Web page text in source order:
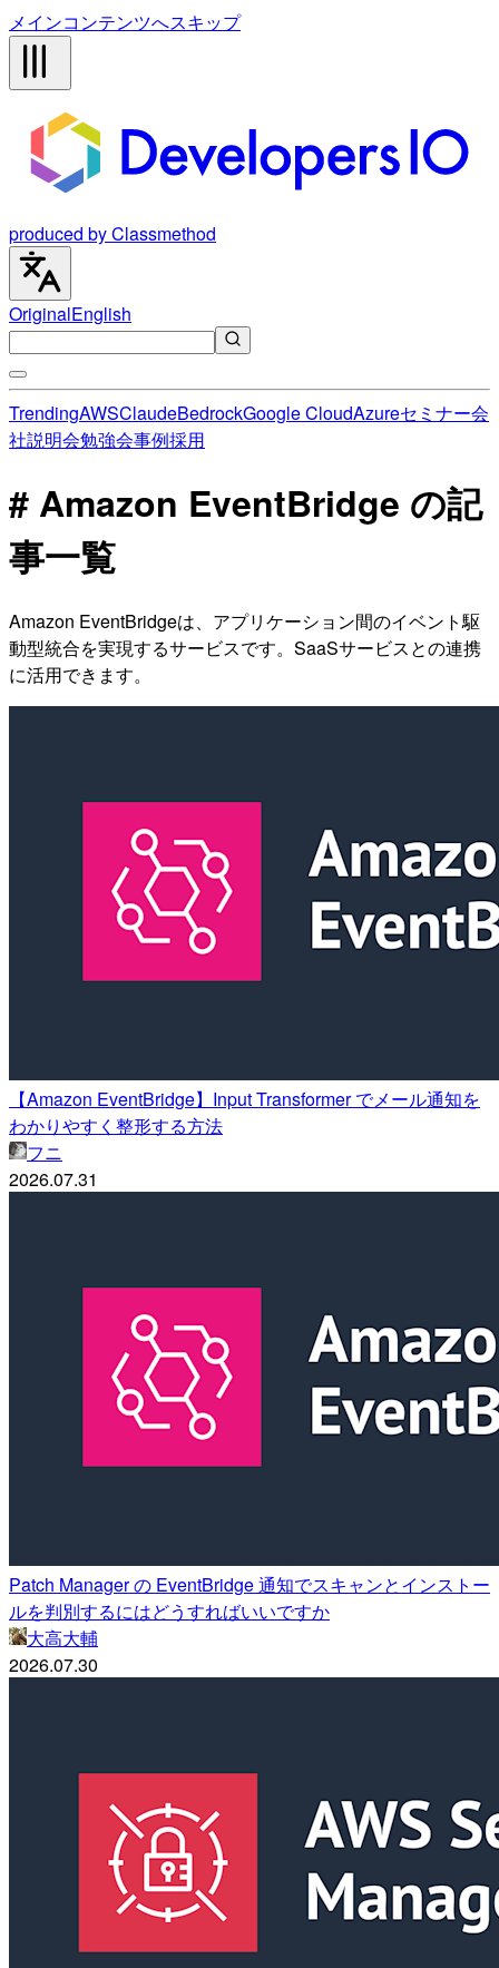
メインコンテンツへスキップ
produced by Classmethod
OriginalEnglish
TrendingAWSClaudeBedrockGoogle CloudAzureセミナー会
社説明会勉強会事例採用
# Amazon EventBridge の記
事一覧
Amazon EventBridgeは、アプリケーション間のイベント駆
動型統合を実現するサービスです。SaaSサービスとの連携
に活用できます。
【Amazon EventBridge】Input Transformer でメール通知を
わかりやすく整形する方法
フニ
2026.07.31
Patch Manager の EventBridge 通知でスキャンとインストー
ルを判別するにはどうすればいいですか
大高大輔
2026.07.30